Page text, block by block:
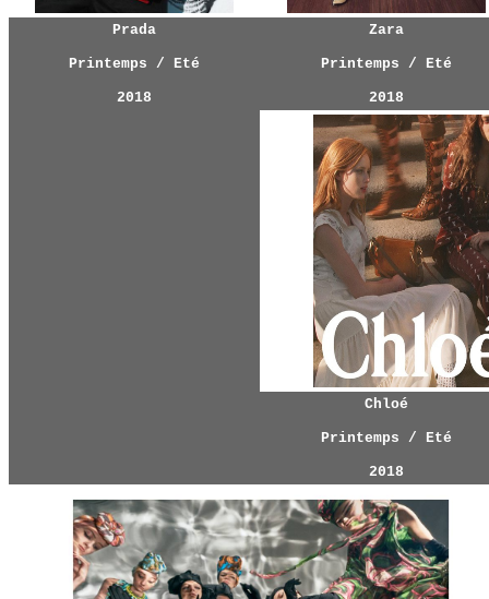
Prada
Printemps / Eté
2018
Zara
Printemps / Eté
2018
Chloé
Printemps / Eté
2018